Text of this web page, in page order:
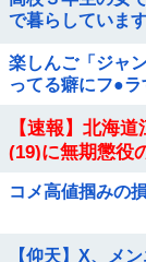
で暮らしていま
楽しんご「ジャ
ってる癖にフ●
【速報】北海
(19)に無期懲役
コメ高値掴みの
【仰天】X、メ